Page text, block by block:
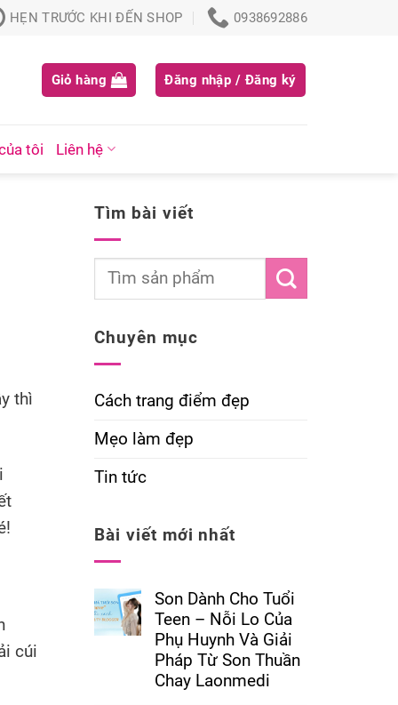
HẸN TRƯỚC KHI ĐẾN SHOP 0938692886
Giỏ hàng Đăng nhập / Đăng ký
tôi Liên hệ
thì
cúi
Tìm bài viết
Chuyên mục
Cách trang điểm đẹp
Mẹo làm đẹp
Tin tức
Bài viết mới nhất
Son Dành Cho Tuổi
Teen – Nỗi Lo Của
Phụ Huynh Và Giải
Pháp Từ Son Thuần
Chay Laonmedi